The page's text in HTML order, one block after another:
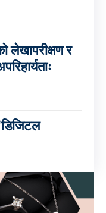
लेखापरीक्षण र